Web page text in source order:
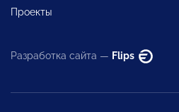
Проекты
Разработка сайта — Flips